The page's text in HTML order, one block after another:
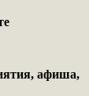
афиша,